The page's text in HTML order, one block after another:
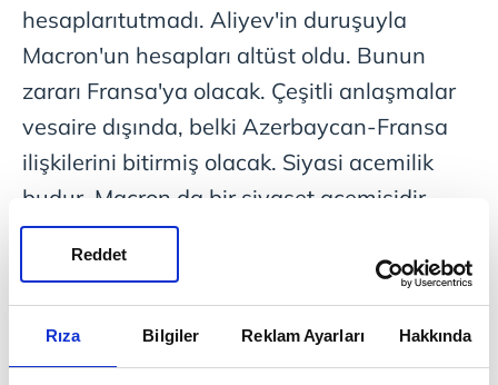
Rıza Bilgiler Reklam Ayarları Hakkında
Reddet
hesaplarıtutmadı. Aliyev'in duruşuyla
Macron'un hesapları altüst oldu. Bunun
zararı Fransa'ya olacak. Çeşitli anlaşmalar
vesaire dışında, belki Azerbaycan-Fransa
ilişkilerini bitirmiş olacak. Siyasi acemilik
budur. Macron da bir siyaset acemisidir.
Kamuoyu araştırmalarında da kendisini
bitirmiş durumda olduğu görülüyor.
SENİ KİM, NEREDE, NE ZAMAN
DİNLEMİŞ? YARGIYA ANLAT:
(Kılıçdaroğlu'nun dinlenme iddialarıyla ilgili)